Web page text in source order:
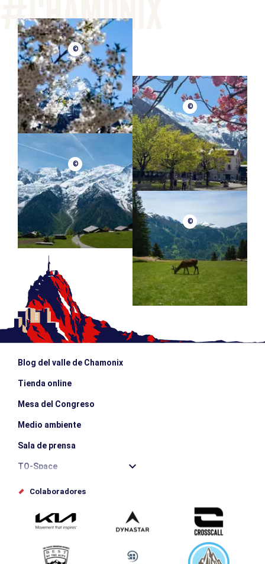
©
©
©
©
Blog del valle de Chamonix
Tienda online
Mesa del Congreso
Medio ambiente
Sala de prensa
TO-Space
Offices de tourisme
Envíe su evento
Service groupes et séminaires
Colaboradores